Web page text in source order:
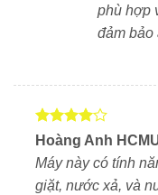
thành bọt siêu
trong sợi vải.
cao giúp cuốn trôi
phù hợp
đảm bảo
Được
xếp hạng
45 sao
Hoàng Anh
Máy này có tính
giặt, nước xả, và